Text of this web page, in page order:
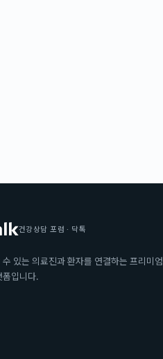
건강상담 포럼 · 닥톡
수 있는 의료진과 환자를 연결하는 프리미엄
폼입니다.